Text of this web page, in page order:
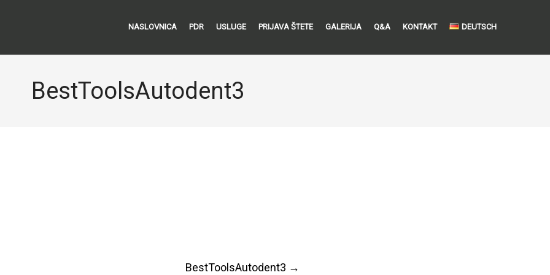
NASLOVNICA PDR USLUGE PRIJAVA ŠTETE GALERIJA Q&A KONTAKT DEUTSCH
BestToolsAutodent3
BestToolsAutodent3 →